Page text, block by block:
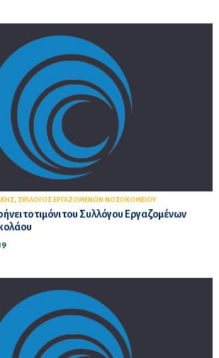
, ΣΥΛΛΟΓΟΣ ΕΡΓΑΖΟΜΕΝΩΝ ΝΟΣΟΚΟΜΕΙΟΥ
το τιμόνι του Συλλόγου Εργαζομένων